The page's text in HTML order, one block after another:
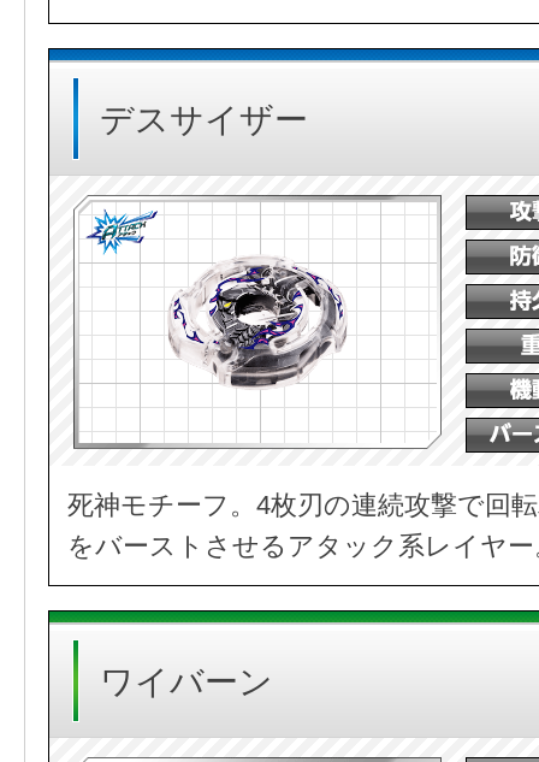
デスサイザー
死神モチーフ。4枚刃の連続攻撃で回
をバーストさせるアタック系レイヤー
ワイバーン